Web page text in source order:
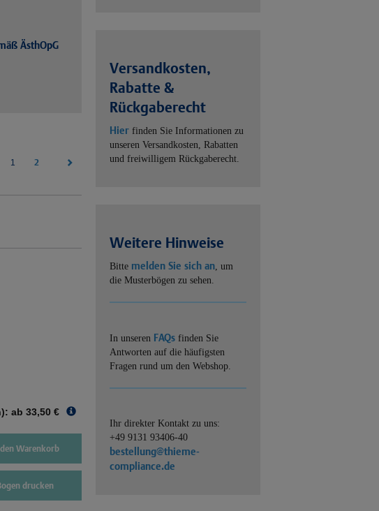
ÄsthOpG
1 (current)
2
ab 33,50 €
Warenkorb
drucken
Versandkosten,
Rabatte &
Rückgaberecht
Hier finden Sie Informationen zu
unseren Versandkosten, Rabatten
und freiwilligem Rückgaberecht.
Weitere Hinweise
Bitte melden Sie sich an, um
die Musterbögen zu sehen.
In unseren FAQs finden Sie
Antworten auf die häufigsten
Fragen rund um den Webshop.
Ihr direkter Kontakt zu uns:
+49 9131 93406-40
bestellung@thieme-
compliance.de